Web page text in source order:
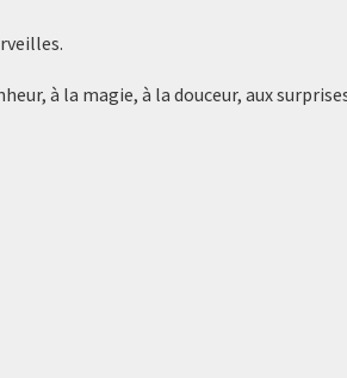
à la magie, à la douceur, aux